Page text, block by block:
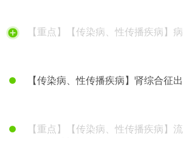
【重点】【传染病、性传播疾病】
【传染病、性传播疾病】肾综合征
【重点】【传染病、性传播疾病】